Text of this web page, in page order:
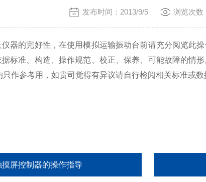
发布时间：2013/9/5 浏览次数
器的完好性，在使用模拟运输振动台前请充分阅览此
标准、构造、操作规范、校正、保养、可能故障的情
只作参考用，如贵司觉得有异议请自行检阅相关标准或数
屏控制器的操作指导